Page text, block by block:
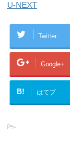
U-NEXT
Twitter
Google+
B! はてブ
-